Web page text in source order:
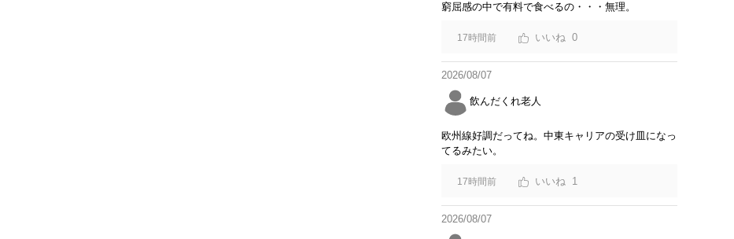
窮屈感の中で有料で食べるの・・・無理。
17時間前 0
2026/08/07
飲んだくれ老人
欧州線好調だってね。中東キャリアの受け皿になっ
てるみたい。
17時間前 1
2026/08/07